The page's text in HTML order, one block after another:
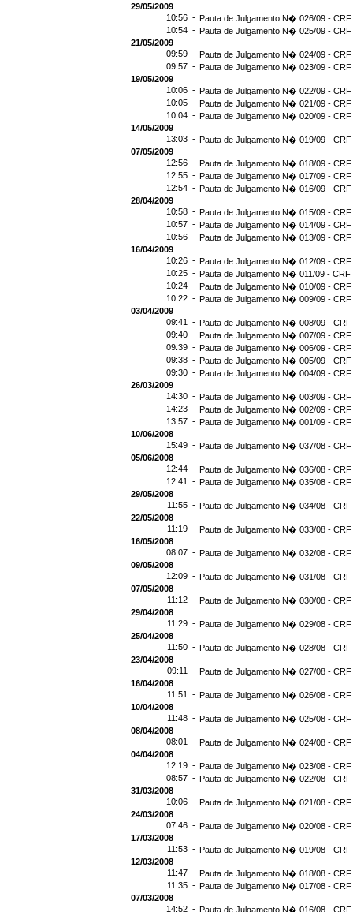
29/05/2009
10:56 - Pauta de Julgamento N� 026/09 - CRF
10:54 - Pauta de Julgamento N� 025/09 - CRF
21/05/2009
09:59 - Pauta de Julgamento N� 024/09 - CRF
09:57 - Pauta de Julgamento N� 023/09 - CRF
19/05/2009
10:06 - Pauta de Julgamento N� 022/09 - CRF
10:05 - Pauta de Julgamento N� 021/09 - CRF
10:04 - Pauta de Julgamento N� 020/09 - CRF
14/05/2009
13:03 - Pauta de Julgamento N� 019/09 - CRF
07/05/2009
12:56 - Pauta de Julgamento N� 018/09 - CRF
12:55 - Pauta de Julgamento N� 017/09 - CRF
12:54 - Pauta de Julgamento N� 016/09 -
28/04/2009
10:58 - Pauta de Julgamento N� 015/09 - CRF
10:57 - Pauta de Julgamento N� 014/09 - CRF
10:56 - Pauta de Julgamento N� 013/09 - CRF
16/04/2009
10:26 - Pauta de Julgamento N� 012/09 - CRF
10:25 - Pauta de Julgamento N� 011/09 - CRF
10:24 - Pauta de Julgamento N� 010/09 - CRF
10:22 - Pauta de Julgamento N� 009/09 - CRF
03/04/2009
09:41 - Pauta de Julgamento N� 008/09 - CRF
09:40 - Pauta de Julgamento N� 007/09 - CRF
09:39 - Pauta de Julgamento N� 006/09 - CRF
09:38 - Pauta de Julgamento N� 005/09 - CRF
09:30 - Pauta de Julgamento N� 004/09 - CRF
26/03/2009
14:30 - Pauta de Julgamento N� 003/09 - CRF
14:23 - Pauta de Julgamento N� 002/09 - CRF
13:57 - Pauta de Julgamento N� 001/09 - CRF
10/06/2008
15:49 - Pauta de Julgamento N� 037/08 - CRF
05/06/2008
12:44 - Pauta de Julgamento N� 036/08 - CRF
12:41 - Pauta de Julgamento N� 035/08 - CRF
29/05/2008
11:55 - Pauta de Julgamento N� 034/08 - CRF
22/05/2008
11:19 - Pauta de Julgamento N� 033/08 - CRF
16/05/2008
08:07 - Pauta de Julgamento N� 032/08 - CRF
09/05/2008
12:09 - Pauta de Julgamento N� 031/08 - CRF
07/05/2008
11:12 - Pauta de Julgamento N� 030/08 - CRF
29/04/2008
11:29 - Pauta de Julgamento N� 029/08 - CRF
25/04/2008
11:50 - Pauta de Julgamento N� 028/08 - CRF
23/04/2008
09:11 - Pauta de Julgamento N� 027/08 - CRF
16/04/2008
11:51 - Pauta de Julgamento N� 026/08 - CRF
10/04/2008
11:48 - Pauta de Julgamento N� 025/08 - CRF
08/04/2008
08:01 - Pauta de Julgamento N� 024/08 - CRF
04/04/2008
12:19 - Pauta de Julgamento N� 023/08 - CRF
08:57 - Pauta de Julgamento N� 022/08 - CRF
31/03/2008
10:06 - Pauta de Julgamento N� 021/08 - CRF
24/03/2008
07:46 - Pauta de Julgamento N� 020/08 - CRF
17/03/2008
11:53 - Pauta de Julgamento N� 019/08 - CRF
12/03/2008
11:47 - Pauta de Julgamento N� 018/08 - CRF
11:35 - Pauta de Julgamento N� 017/08 - CRF
07/03/2008
14:52 - Pauta de Julgamento N� 016/08 - CRF